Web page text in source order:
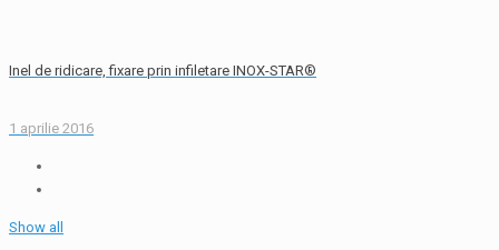
Inel de ridicare, fixare prin infiletare INOX-STAR®
1 aprilie 2016
Show all